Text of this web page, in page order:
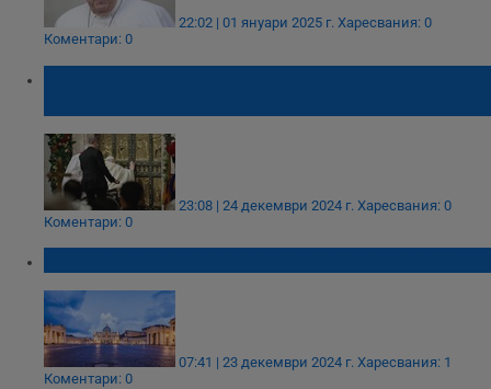
22:02 | 01 януари 2025 г. Харесвания: 0
Коментари: 0
23:08 | 24 декември 2024 г. Харесвания: 0
Коментари: 0
07:41 | 23 декември 2024 г. Харесвания: 1
Коментари: 0